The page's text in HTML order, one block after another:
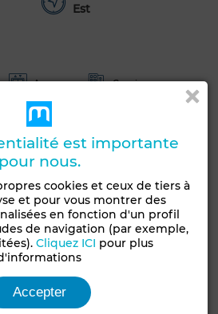
Est
Ascenseur Concierge
Salon européen
Sécurité
équipée Réfrigérateur
à laver Micro-ondes
est importante
pour nous.
cookies et ceux de tiers à
et pour vous montrer des
en fonction d'un profil
de navigation (par exemple,
Cliquez ICI pour plus
Accepter